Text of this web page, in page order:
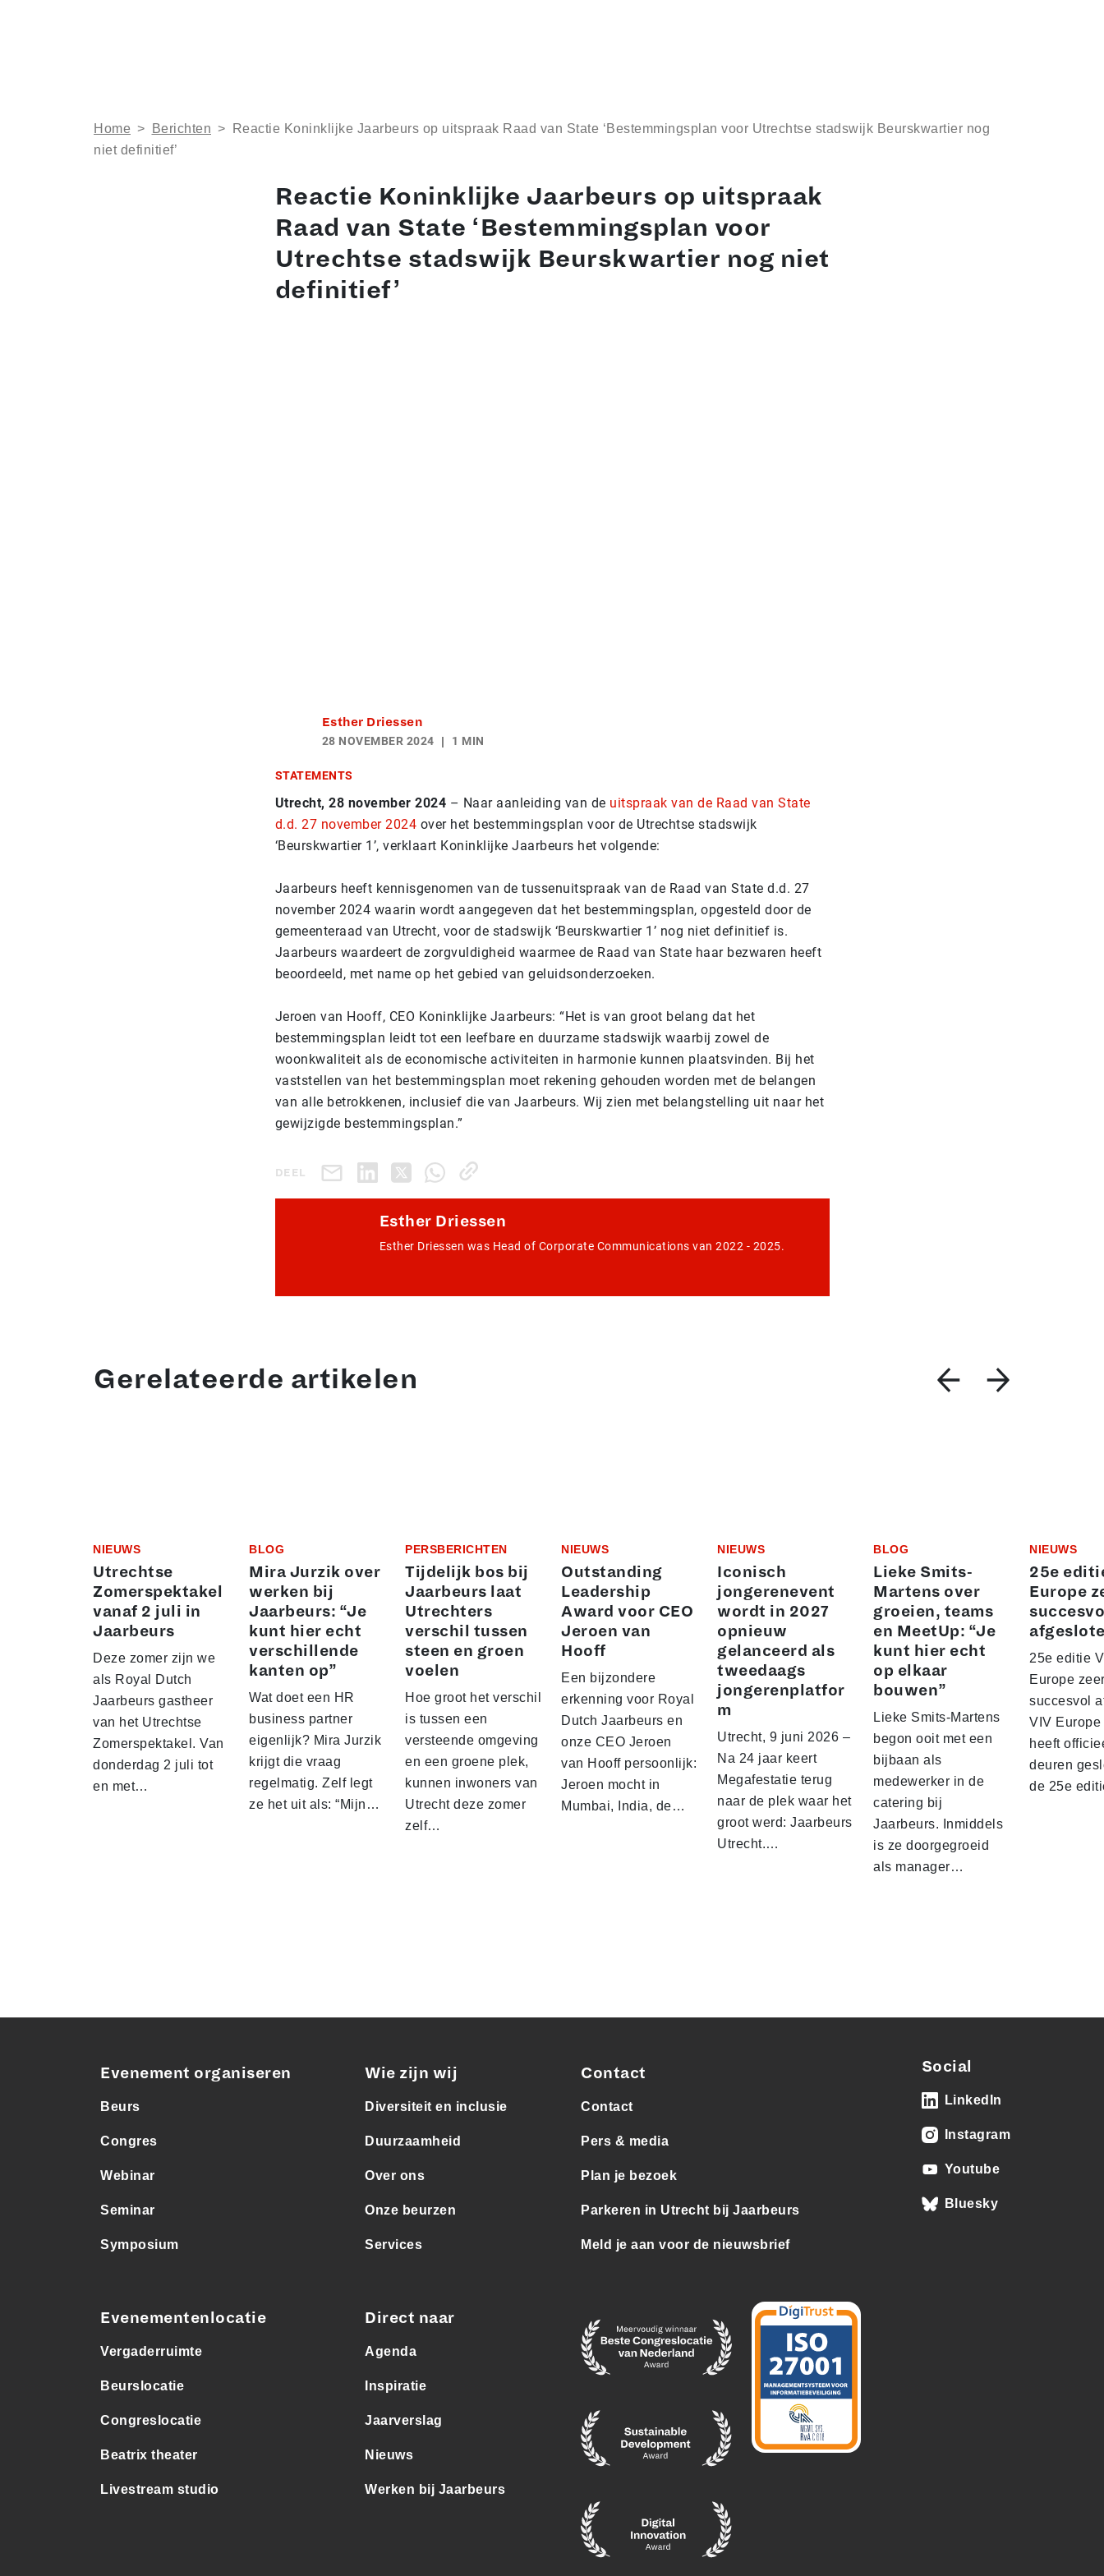
Home > Berichten >
Reactie Koninklijke Jaarbeurs op uitspraak Raad van State ‘Bestemmingsplan voor Utrechtse stadswijk Beurskwartier nog
niet definitief’
Reactie Koninklijke Jaarbeurs op uitspraak
Raad van State ‘Bestemmingsplan voor
Utrechtse stadswijk Beurskwartier nog niet
definitief’
Esther Driessen
28 NOVEMBER 2024
1 MIN
STATEMENTS
Utrecht, 28 november 2024 – Naar aanleiding van de uitspraak van de Raad van State
d.d. 27 november 2024 over het bestemmingsplan voor de Utrechtse stadswijk
‘Beurskwartier 1’, verklaart Koninklijke Jaarbeurs het volgende:
Jaarbeurs heeft kennisgenomen van de tussenuitspraak van de Raad van State d.d. 27
november 2024 waarin wordt aangegeven dat het bestemmingsplan, opgesteld door de
gemeenteraad van Utrecht, voor de stadswijk ‘Beurskwartier 1’ nog niet definitief is.
Jaarbeurs waardeert de zorgvuldigheid waarmee de Raad van State haar bezwaren heeft
beoordeeld, met name op het gebied van geluidsonderzoeken.
Jeroen van Hooff, CEO Koninklijke Jaarbeurs: “Het is van groot belang dat het
bestemmingsplan leidt tot een leefbare en duurzame stadswijk waarbij zowel de
woonkwaliteit als de economische activiteiten in harmonie kunnen plaatsvinden. Bij het
vaststellen van het bestemmingsplan moet rekening gehouden worden met de belangen
van alle betrokkenen, inclusief die van Jaarbeurs. Wij zien met belangstelling uit naar het
gewijzigde bestemmingsplan.”
DEEL
Esther Driessen
Esther Driessen was Head of Corporate Communications van 2022 - 2025.
Gerelateerde artikelen
NIEUWS
Utrechtse
Zomerspektakel
vanaf 2 juli in
Jaarbeurs
Deze zomer zijn we
als Royal Dutch
Jaarbeurs gastheer
van het Utrechtse
Zomerspektakel. Van
donderdag 2 juli tot
en met…
BLOG
Mira Jurzik over
werken bij
Jaarbeurs: “Je
kunt hier echt
verschillende
kanten op”
Wat doet een HR
business partner
eigenlijk? Mira Jurzik
krijgt die vraag
regelmatig. Zelf legt
ze het uit als: “Mijn…
PERSBERICHTEN
Tijdelijk bos bij
Jaarbeurs laat
Utrechters
verschil tussen
steen en groen
voelen
Hoe groot het verschil
is tussen een
versteende omgeving
en een groene plek,
kunnen inwoners van
Utrecht deze zomer
zelf…
NIEUWS
Outstanding
Leadership
Award voor CEO
Jeroen van
Hooff
Een bijzondere
erkenning voor Royal
Dutch Jaarbeurs en
onze CEO Jeroen
van Hooff persoonlijk:
Jeroen mocht in
Mumbai, India, de…
NIEUWS
Iconisch
jongerenevent
wordt in 2027
opnieuw
gelanceerd als
tweedaags
jongerenplatfor
m
Utrecht, 9 juni 2026 –
Na 24 jaar keert
Megafestatie terug
naar de plek waar het
groot werd: Jaarbeurs
Utrecht.…
BLOG
Lieke Smits-
Martens over
groeien, teams
en MeetUp: “Je
kunt hier echt
op elkaar
bouwen”
Lieke Smits-Martens
begon ooit met een
bijbaan als
medewerker in de
catering bij
Jaarbeurs. Inmiddels
is ze doorgegroeid
als manager…
NIEUWS
25e
Europe
25e editie
Europe
succesvol
VIV Europe
heeft
deuren
de 25e
Evenement organiseren
Beurs
Congres
Webinar
Seminar
Symposium
Evenementenlocatie
Vergaderruimte
Beurslocatie
Congreslocatie
Beatrix theater
Livestream studio
Wie zijn wij
Diversiteit en inclusie
Duurzaamheid
Over ons
Onze beurzen
Services
Direct naar
Agenda
Inspiratie
Jaarverslag
Nieuws
Werken bij Jaarbeurs
Contact
Contact
Pers & media
Plan je bezoek
Parkeren in Utrecht bij Jaarbeurs
Meld je aan voor de nieuwsbrief
Social
LinkedIn
Instagram
Youtube
Bluesky